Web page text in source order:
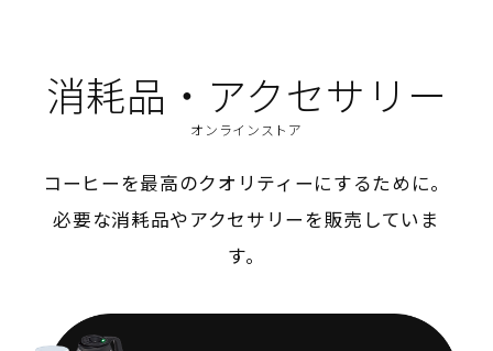
消耗品・アクセサリー
オンラインストア
コーヒーを最高のクオリティーにするために。
必要な消耗品やアクセサリーを販売していま
す。